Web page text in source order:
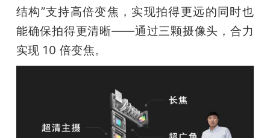
结构”支持高倍变焦，实现拍得更远的同时也
能确保拍得更清晰——通过三颗摄像头，合力
实现 10 倍变焦。